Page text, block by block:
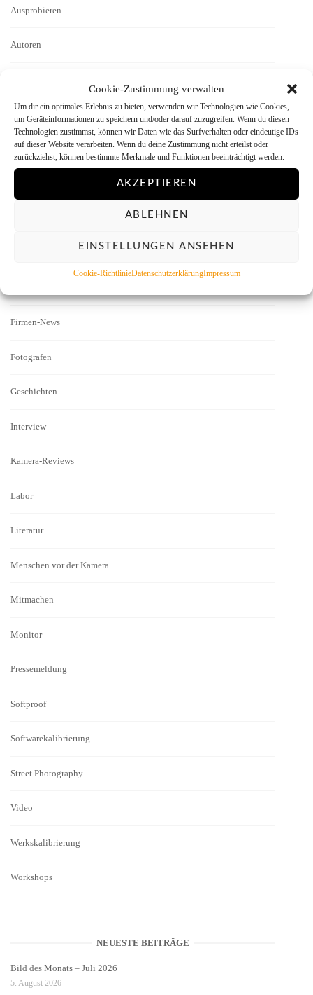
Cookie-Zustimmung verwalten
Um dir ein optimales Erlebnis zu bieten, verwenden wir Technologien wie Cookies,
um Geräteinformationen zu speichern und/oder darauf zuzugreifen. Wenn du diesen
Technologien zustimmst, können wir Daten wie das Surfverhalten oder eindeutige IDs
auf dieser Website verarbeiten. Wenn du deine Zustimmung nicht erteilst oder
zurückziehst, können bestimmte Merkmale und Funktionen beeinträchtigt werden.
AKZEPTIEREN
ABLEHNEN
EINSTELLUNGEN ANSEHEN
Cookie-RichtlinieDatenschutzerklärungImpressum
Ausprobieren
Autoren
Bezugsquellen
Bild des Monats
Firmen-News
Fotografen
Geschichten
Interview
Kamera-Reviews
Labor
Literatur
Menschen vor der Kamera
Mitmachen
Monitor
Pressemeldung
Softproof
Softwarekalibrierung
Street Photography
Video
Werkskalibrierung
Workshops
NEUESTE BEITRÄGE
Bild des Monats – Juli 2026
5. August 2026